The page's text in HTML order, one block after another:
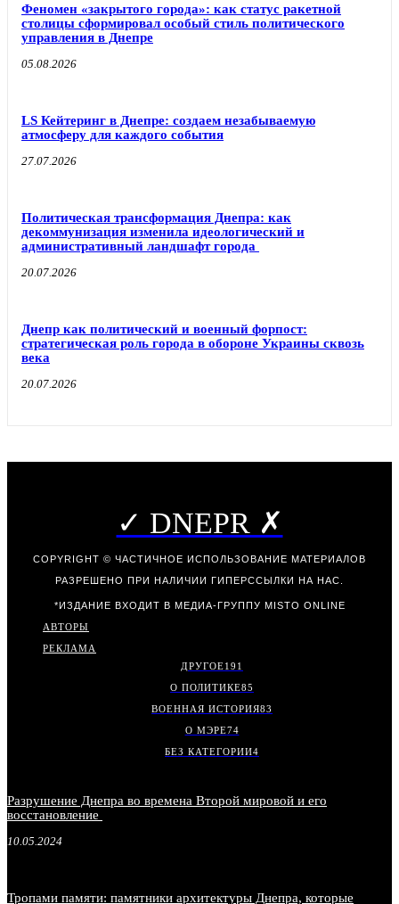
Феномен «закрытого города»: как статус ракетной
столицы сформировал особый стиль политического
управления в Днепре
05.08.2026
LS Кейтеринг в Днепре: создаем незабываемую
атмосферу для каждого события
27.07.2026
Политическая трансформация Днепра: как
декоммунизация изменила идеологический и
административный ландшафт города
20.07.2026
Днепр как политический и военный форпост:
стратегическая роль города в обороне Украины сквозь
века
20.07.2026
✓ DNEPR ✗
COPYRIGHT © ЧАСТИЧНОЕ ИСПОЛЬЗОВАНИЕ МАТЕРИАЛОВ
РАЗРЕШЕНО ПРИ НАЛИЧИИ ГИПЕРССЫЛКИ НА НАС.
*ИЗДАНИЕ ВХОДИТ В МЕДИА-ГРУППУ MISTO ONLINE
АВТОРЫ
РЕКЛАМА
ДРУГОЕ191
О ПОЛИТИКЕ85
ВОЕННАЯ ИСТОРИЯ83
О МЭРЕ74
БЕЗ КАТЕГОРИИ4
Разрушение Днепра во времена Второй мировой и его
восстановление
10.05.2024
Тропами памяти: памятники архитектуры Днепра, которые